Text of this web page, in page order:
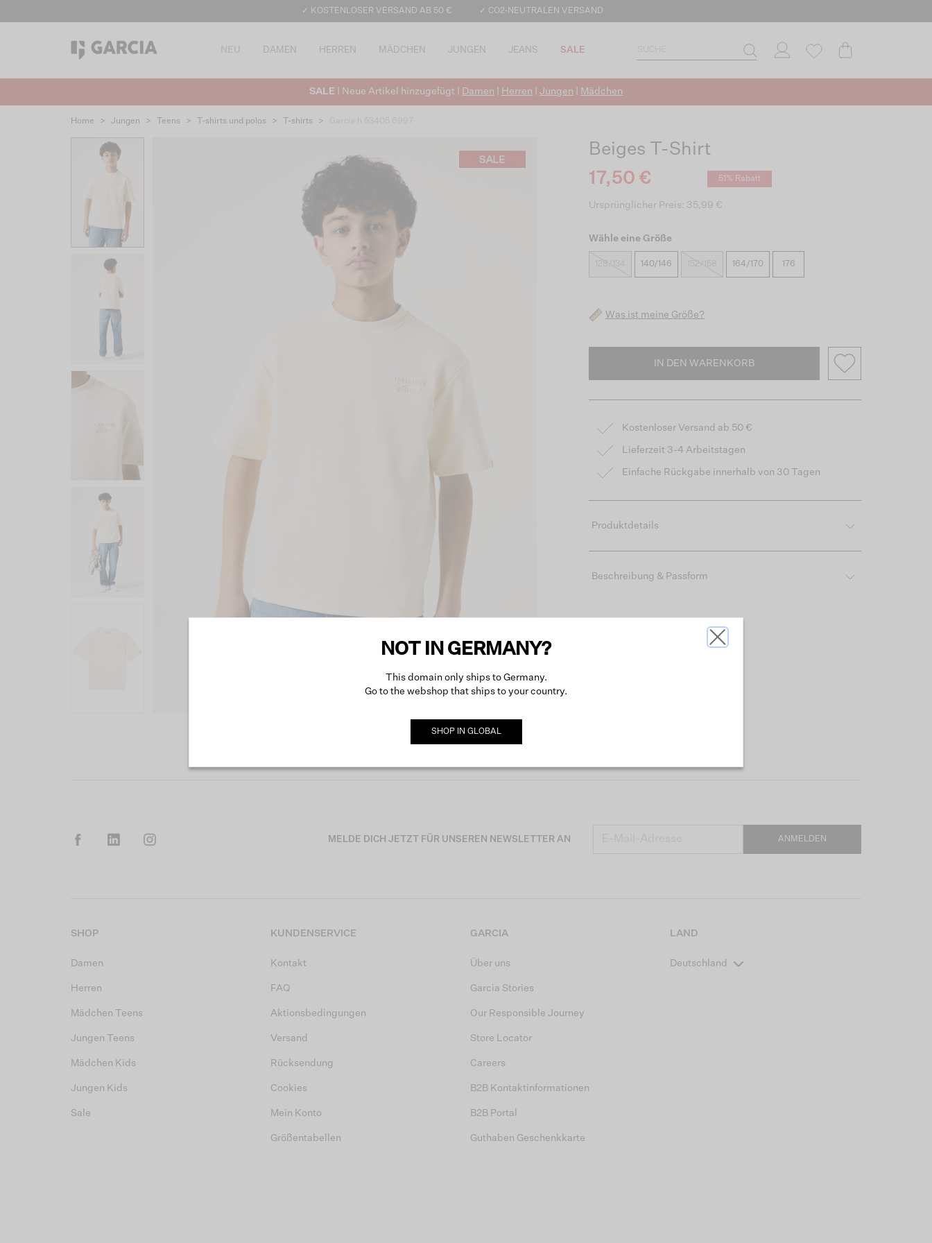
✓ KOSTENLOSER VERSAND AB 50 € ✓ CO2-NEUTRALEN VERSAND
NEU DAMEN HERREN MÄDCHEN JUNGEN JEANS SALE
SALE | Neue Artikel hinzugefügt | Damen Herren Jungen Mädchen
Home > Jungen > Teens > T-shirts und polos > T-shirts >
Beiges T-Shirt
17,50 €
51% Rabatt
Ursprünglicher Preis: 35,99 €
Wähle eine Größe
128/134 140/146 164/170 176
Was ist meine Größe?
IN DEN WARENKORB
Kostenloser Versand ab 50 €
Lieferzeit 3-4 Arbeitstagen
Einfache Rückgabe innerhalb von 30 Tagen
Produktdetails
Beschreibung & Passform
MELDE DICH JETZT FÜR UNSEREN NEWSLETTER AN ANMELDEN
SHOP
Damen
Herren
Mädchen Teens
Jungen Teens
Mädchen Kids
Jungen Kids
Sale
KUNDENSERVICE
Kontakt
FAQ
Aktionsbedingungen
Versand
Rücksendung
Cookies
Mein Konto
Größentabellen
GARCIA
Über uns
Garcia Stories
Our Responsible Journey
Store Locator
Careers
B2B Kontaktinformationen
B2B Portal
Guthaben Geschenkkarte
LAND
Deutschland
NOT IN GERMANY?
This domain only ships to Germany.
Go to the webshop that ships to your country.
SHOP IN GLOBAL